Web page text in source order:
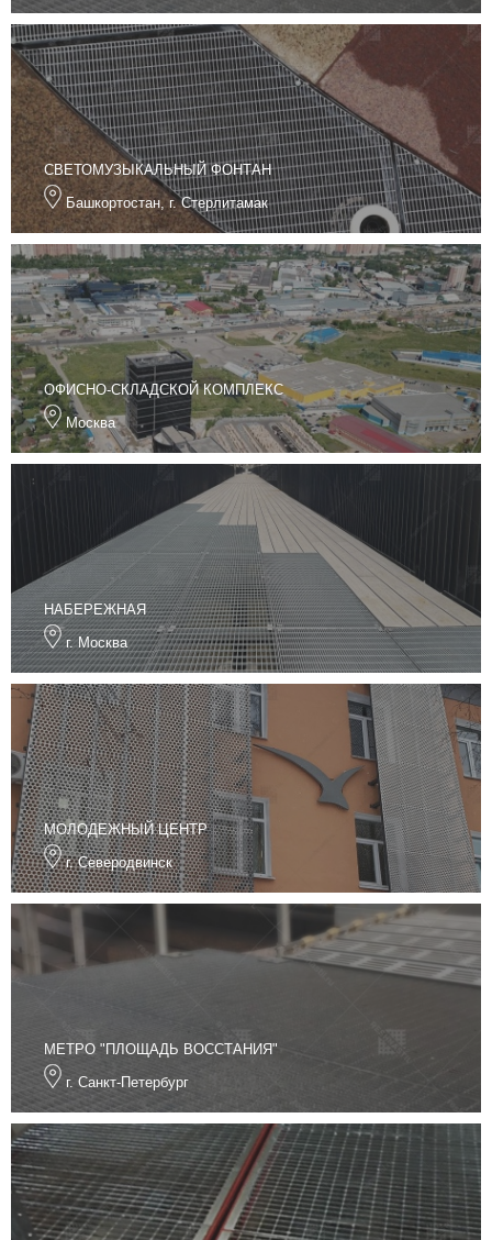
СВЕТОМУЗЫКАЛЬНЫЙ ФОНТАН
Башкортостан, г. Стерлитамак
ОФИСНО-СКЛАДСКОЙ КОМПЛЕКС
Москва
НАБЕРЕЖНАЯ
г. Москва
МОЛОДЕЖНЫЙ ЦЕНТР
г. Северодвинск
МЕТРО "ПЛОЩАДЬ ВОССТАНИЯ"
г. Санкт-Петербург